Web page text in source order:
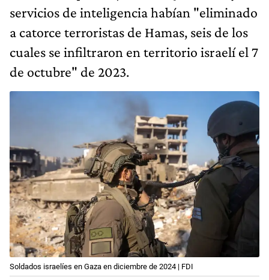
servicios de inteligencia habían "eliminado
a catorce terroristas de Hamas, seis de los
cuales se infiltraron en territorio israelí el 7
de octubre" de 2023.
Soldados israelíes en Gaza en diciembre de 2024 | FDI